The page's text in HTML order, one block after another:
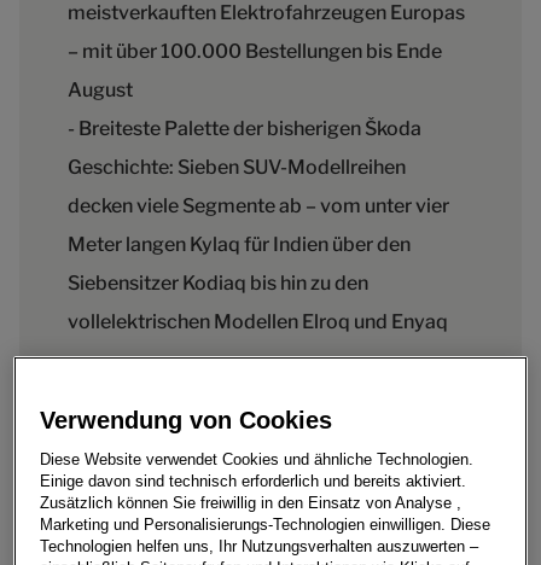
meistverkauften Elektrofahrzeugen Europas
– mit über 100.000 Bestellungen bis Ende
August
- Breiteste Palette der bisherigen Škoda
Geschichte: Sieben SUV-Modellreihen
decken viele Segmente ab – vom unter vier
Meter langen Kylaq für Indien über den
Siebensitzer Kodiaq bis hin zu den
vollelektrischen Modellen Elroq und Enyaq
Škoda Auto hat sein viermillionstes SUV produziert und
bedient damit die starke Kundennachfrage nach dieser
Fahrzeuggattung. Das erste moderne SUV der Marke
war der 2009 eingeführte Yeti. Mittlerweile ist die
Verwendung von Cookies
Diese Website verwendet Cookies und ähnliche Technologien.
Einige davon sind technisch erforderlich und bereits aktiviert.
Zusätzlich können Sie freiwillig in den Einsatz von Analyse ,
Marketing und Personalisierungs-Technologien einwilligen. Diese
Technologien helfen uns, Ihr Nutzungsverhalten auszuwerten –